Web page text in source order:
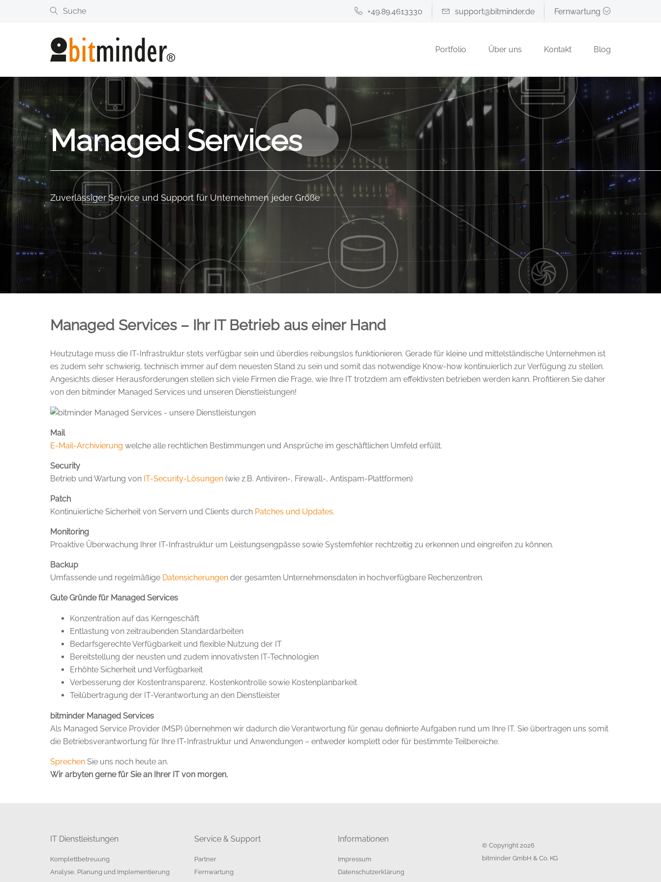
+49.89.4613330 support@bitminder.de Fernwartung
Portfolio Über uns Kontakt Blog
Managed Services
Zuverlässiger Service und Support für Unternehmen jeder Größe
Managed Services – Ihr IT Betrieb aus einer Hand
Heutzutage muss die IT-Infrastruktur stets verfügbar sein und überdies reibungslos funktionieren. Gerade für kleine und mittelständische Unternehmen ist
es zudem sehr schwierig, technisch immer auf dem neuesten Stand zu sein und somit das notwendige Know-how kontinuierlich zur Verfügung zu stellen.
Angesichts dieser Herausforderungen stellen sich viele Firmen die Frage, wie Ihre IT trotzdem am effektivsten betrieben werden kann. Profitieren Sie daher
von den bitminder Managed Services und unseren Dienstleistungen!
Mail
E-Mail-Archivierung welche alle rechtlichen Bestimmungen und Ansprüche im geschäftlichen Umfeld erfüllt.
Security
Betrieb und Wartung von IT-Security-Lösungen (wie z.B. Antiviren-, Firewall-, Antispam-Plattformen)
Patch
Kontinuierliche Sicherheit von Servern und Clients durch Patches und Updates.
Monitoring
Proaktive Überwachung Ihrer IT-Infrastruktur um Leistungsengpässe sowie Systemfehler rechtzeitig zu erkennen und eingreifen zu können.
Backup
Umfassende und regelmäßige Datensicherungen der gesamten Unternehmensdaten in hochverfügbare Rechenzentren.
Gute Gründe für Managed Services
Konzentration auf das Kerngeschäft
Entlastung von zeitraubenden Standardarbeiten
Bedarfsgerechte Verfügbarkeit und flexible Nutzung der IT
Bereitstellung der neusten und zudem innovativsten IT-Technologien
Erhöhte Sicherheit und Verfügbarkeit
Verbesserung der Kostentransparenz, Kostenkontrolle sowie Kostenplanbarkeit
Teilübertragung der IT-Verantwortung an den Dienstleister
bitminder Managed Services
Als Managed Service Provider (MSP) übernehmen wir dadurch die Verantwortung für genau definierte Aufgaben rund um Ihre IT. Sie übertragen uns somit
die Betriebsverantwortung für Ihre IT-Infrastruktur und Anwendungen – entweder komplett oder für bestimmte Teilbereiche.
Sprechen Sie uns noch heute an.
Wir arbyten gerne für Sie an Ihrer IT von morgen.
IT Dienstleistungen
Komplettbetreuung
Analyse, Planung und Implementierung
Service & Support
Partner
Fernwartung
Informationen
Impressum
Datenschutzerklärung
© Copyright 2026
bitminder GmbH & Co. KG